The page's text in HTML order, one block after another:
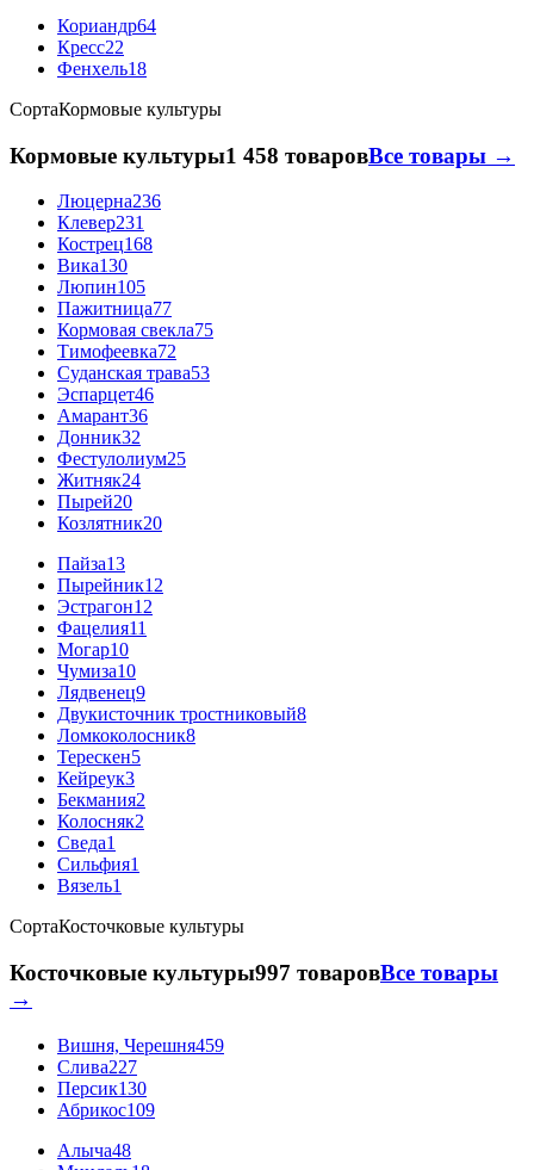
Кориандр64
Кресс22
Фенхель18
СортаКормовые культуры
Кормовые культуры1 458 товаровВсе товары →
Люцерна236
Клевер231
Кострец168
Вика130
Люпин105
Пажитница77
Кормовая свекла75
Тимофеевка72
Суданская трава53
Эспарцет46
Амарант36
Донник32
Фестулолиум25
Житняк24
Пырей20
Козлятник20
Пайза13
Пырейник12
Эстрагон12
Фацелия11
Могар10
Чумиза10
Лядвенец9
Двукисточник тростниковый8
Ломкоколосник8
Терескен5
Кейреук3
Бекмания2
Колосняк2
Сведа1
Сильфия1
Вязель1
СортаКосточковые культуры
Косточковые культуры997 товаровВсе товары
→
Вишня, Черешня459
Слива227
Персик130
Абрикос109
Алыча48